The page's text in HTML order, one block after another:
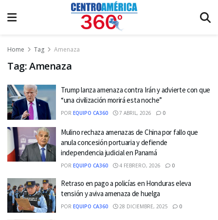
Home Tag Amenaza
Tag:Amenaza
Trump lanza amenaza contra Irán y advierte con que
“una civilización morirá esta noche”
POR EQUIPO CA360 7 ABRIL, 2026 0
Mulino rechaza amenazas de China por fallo que
anula concesión portuaria y defiende
independencia judicial en Panamá
POR EQUIPO CA360 4 FEBRERO, 2026 0
Retraso en pago a policías en Honduras eleva
tensión y aviva amenaza de huelga
POR EQUIPO CA360 28 DICIEMBRE, 2025 0